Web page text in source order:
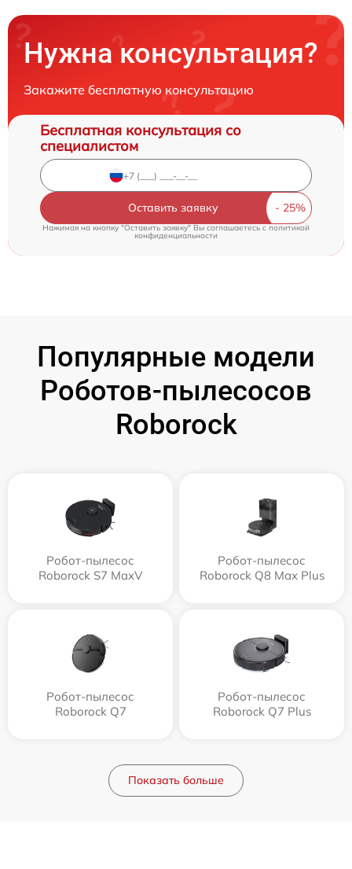
Нужна консультация?
Закажите бесплатную консультацию
Бесплатная консультация со
специалистом
Оставить заявку
Нажимая на кнопку "Оставить заявку" Вы соглашаетесь c политикой
конфиденциальности
Популярные модели
Роботов-пылесосов
Roborock
Робот-пылесос
Roborock S7 MaxV
Робот-пылесос
Roborock Q8 Max Plus
Робот-пылесос
Roborock Q7
Робот-пылесос
Roborock Q7 Plus
Показать больше